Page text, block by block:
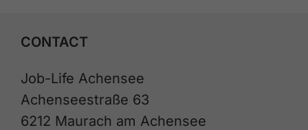
CONTACT
Job-Life Achensee
Achenseestraße 63
6212 Maurach am Achensee